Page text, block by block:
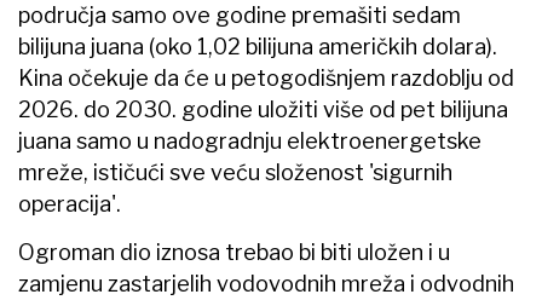
područja samo ove godine premašiti sedam
bilijuna juana (oko 1,02 bilijuna američkih dolara).
Kina očekuje da će u petogodišnjem razdoblju od
2026. do 2030. godine uložiti više od pet bilijuna
juana samo u nadogradnju elektroenergetske
mreže, ističući sve veću složenost 'sigurnih
operacija'.
Ogroman dio iznosa trebao bi biti uložen i u
zamjenu zastarjelih vodovodnih mreža i odvodnih